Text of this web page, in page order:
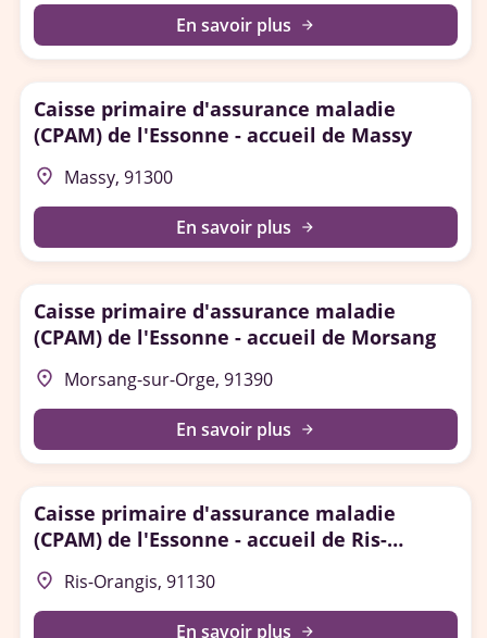
En savoir plus arrow_forward
Caisse primaire d'assurance maladie
(CPAM) de l'Essonne - accueil de Massy
place Massy, 91300
En savoir plus arrow_forward
Caisse primaire d'assurance maladie
(CPAM) de l'Essonne - accueil de Morsang
place Morsang-sur-Orge, 91390
En savoir plus arrow_forward
Caisse primaire d'assurance maladie
(CPAM) de l'Essonne - accueil de Ris-
Orangis
place Ris-Orangis, 91130
En savoir plus arrow_forward